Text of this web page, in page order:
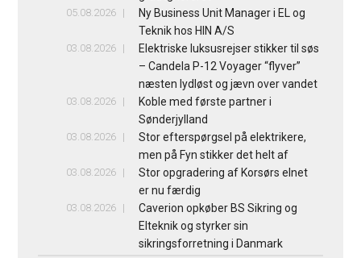
05.08.2026
Ny Business Unit Manager i EL og
Teknik hos HIN A/S
03.08.2026
Elektriske luksusrejser stikker til søs
– Candela P-12 Voyager “flyver”
næsten lydløst og jævn over vandet
03.08.2026
Koble med første partner i
Sønderjylland
03.08.2026
Stor efterspørgsel på elektrikere,
men på Fyn stikker det helt af
03.08.2026
Stor opgradering af Korsørs elnet
er nu færdig
03.08.2026
Caverion opkøber BS Sikring og
Elteknik og styrker sin
sikringsforretning i Danmark